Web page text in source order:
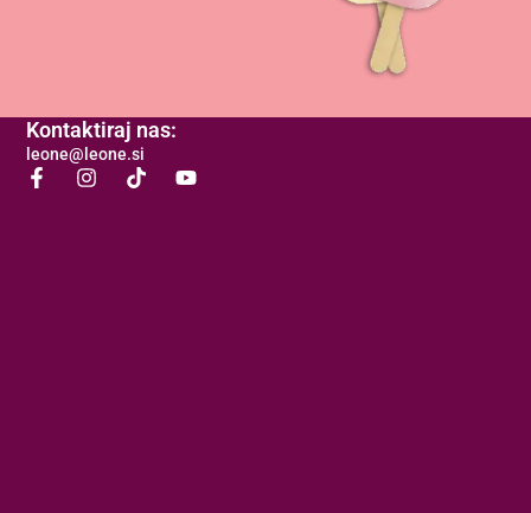
Kontaktiraj nas:
leone@leone.si